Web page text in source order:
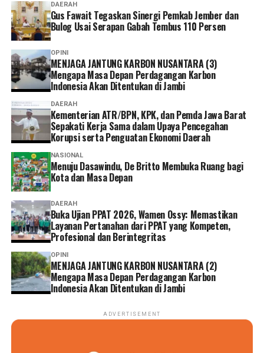
DAERAH
Gus Fawait Tegaskan Sinergi Pemkab Jember dan
Bulog Usai Serapan Gabah Tembus 110 Persen
OPINI
MENJAGA JANTUNG KARBON NUSANTARA (3)
Mengapa Masa Depan Perdagangan Karbon
Indonesia Akan Ditentukan di Jambi
DAERAH
Kementerian ATR/BPN, KPK, dan Pemda Jawa Barat
Sepakati Kerja Sama dalam Upaya Pencegahan
Korupsi serta Penguatan Ekonomi Daerah
NASIONAL
Menuju Dasawindu, De Britto Membuka Ruang bagi
Kota dan Masa Depan
DAERAH
Buka Ujian PPAT 2026, Wamen Ossy: Memastikan
Layanan Pertanahan dari PPAT yang Kompeten,
Profesional dan Berintegritas
OPINI
MENJAGA JANTUNG KARBON NUSANTARA (2)
Mengapa Masa Depan Perdagangan Karbon
Indonesia Akan Ditentukan di Jambi
ADVERTISEMENT